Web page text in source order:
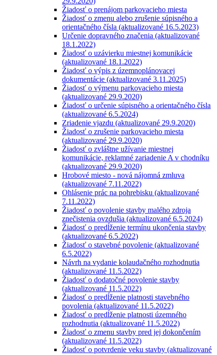
Žiadosť o prenájom parkovacieho miesta
Žiadosť o zmenu alebo zrušenie súpisného a
orientačného čísla (aktualizované 16.5.2023)
Určenie dopravného značenia (aktualizované
18.1.2022)
Žiadosť o uzávierku miestnej komunikácie
(aktualizované 18.1.2022)
Žiadosť o výpis z územnoplánovacej
dokumentácie (aktualizované 3.11.2025)
Žiadosť o výmenu parkovacieho miesta
(aktualizované 29.9.2020)
Žiadosť o určenie súpisného a orientačného čísla
(aktualizované 6.5.2024)
Zriadenie vjazdu (aktualizované 29.9.2020)
Žiadosť o zrušenie parkovacieho miesta
(aktualizované 29.9.2020)
Žiadosť o zvláštne užívanie miestnej
komunikácie, reklamné zariadenie A v chodníku
(aktualizované 29.9.2020)
Hrobové miesto - nová nájomná zmluva
(aktualizované 7.11.2022)
Ohlásenie prác na pohrebisku (aktualizované
7.11.2022)
Žiadosť o povolenie stavby malého zdroja
znečistenia ovzdušia (aktualizované 6.5.2024)
Žiadosť o predĺženie termínu ukončenia stavby
(aktualizované 6.5.2022)
Žiadosť o stavebné povolenie (aktualizované
6.5.2022)
Návrh na vydanie kolaudačného rozhodnutia
(aktualizované 11.5.2022)
Žiadosť o dodatočné povolenie stavby
(aktualizované 11.5.2022)
Žiadosť o predĺženie platnosti stavebného
povolenia (aktualizované 11.5.2022)
Žiadosť o predĺženie platnosti územného
rozhodnutia (aktualizované 11.5.2022)
Žiadosť o zmenu stavby pred jej dokončením
(aktualizované 11.5.2022)
Žiadosť o potvrdenie veku stavby (aktualizované